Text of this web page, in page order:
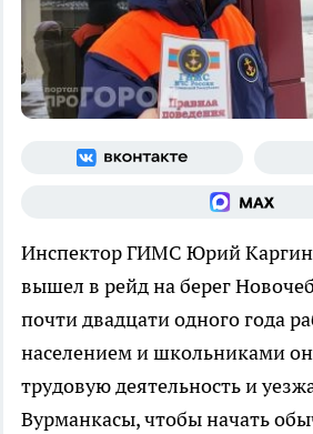
Инспектор ГИМС Юрий Каргин
вышел в рейд на берег
почти двадцати одного года
населением и школьниками
трудовую деятельность и
Вурманкасы, чтобы начать